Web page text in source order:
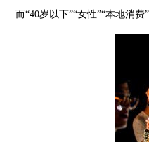
而“40岁以下”“女性”“本地消费